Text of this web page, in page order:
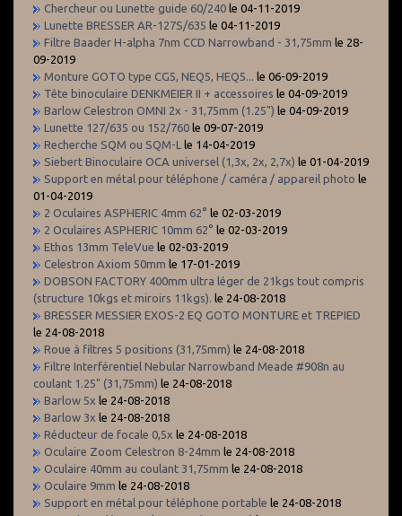
Chercheur ou Lunette guide 60/240 le 04-11-2019
Lunette BRESSER AR-127S/635 le 04-11-2019
Filtre Baader H-alpha 7nm CCD Narrowband - 31,75mm le 28-
09-2019
Monture GOTO type CG5, NEQ5, HEQ5...
le 06-09-2019
Tête binoculaire DENKMEIER II + accessoires le 04-09-2019
Barlow Celestron OMNI 2x - 31,75mm (1.25") le 04-09-2019
Lunette 127/635 ou 152/760 le 09-07-2019
Recherche SQM ou SQM-L le 14-04-2019
Siebert Binoculaire OCA universel (1,3x, 2x, 2,7x) le 01-04-2019
Support en métal pour téléphone / caméra / appareil photo le
01-04-2019
2 Oculaires ASPHERIC 4mm 62° le 02-03-2019
2 Oculaires ASPHERIC 10mm 62° le 02-03-2019
Ethos 13mm TeleVue le 02-03-2019
Celestron Axiom 50mm le 17-01-2019
DOBSON FACTORY 400mm ultra léger de 21kgs tout compris
(structure 10kgs et miroirs 11kgs). le 24-08-2018
BRESSER MESSIER EXOS-2 EQ GOTO MONTURE et TREPIED
le 24-08-2018
Roue à filtres 5 positions (31,75mm) le 24-08-2018
Filtre Interférentiel Nebular Narrowband Meade #908n au
coulant 1.25" (31,75mm) le 24-08-2018
Barlow 5x le 24-08-2018
Barlow 3x le 24-08-2018
Réducteur de focale 0,5x le 24-08-2018
Oculaire Zoom Celestron 8-24mm le 24-08-2018
Oculaire 40mm au coulant 31,75mm le 24-08-2018
Oculaire 9mm le 24-08-2018
Support en métal pour téléphone portable le 24-08-2018